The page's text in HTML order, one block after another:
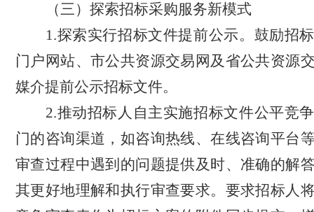
（三） 探索招标采购服务新模式
1.探索实行招标文件提前公示。鼓励招
门户网站、市公共资源交易网及省公共资源
媒介提前公示招标文件。
2.推动招标人自主实施招标文件公平竞
门的咨询渠道，如咨询热线、在线咨询平台
审查过程中遇到的问题提供及时、准确的解
其更好地理解和执行审查要求。要求招标人